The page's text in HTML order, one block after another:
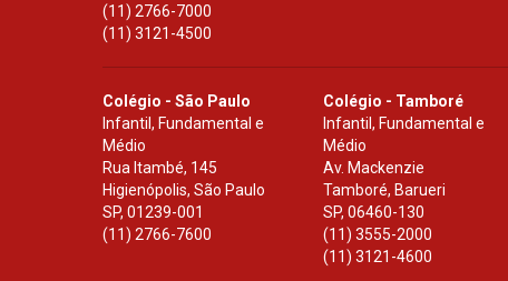
(11) 2766-7000
(11) 3121-4500
Colégio - São Paulo
Infantil, Fundamental e
Médio
Rua Itambé, 145
Higienópolis, São Paulo
SP, 01239-001
(11) 2766-7600
Colégio - Tamboré
Infantil, Fundamental e
Médio
Av. Mackenzie
Tamboré, Barueri
SP,06460-130
(11) 3555-2000
(11) 3121-4600